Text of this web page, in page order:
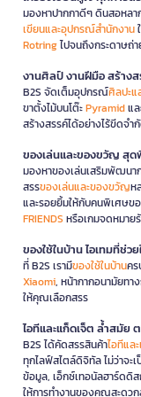
มองหาปากกาดีๆ ดินสอหล
เขียนและอุปกรณ์สำนักงาน
Rotringไปจนถึงกระดาษถ่า
งานศิลป์ งานฝีมือ สร้าง
B2S จัดเต็มอุปกรณ์ศิลปะแ
ขาตั้งไม้บนโต๊ะPyramidแ
สร้างสรรค์ได้อย่างไร้ขีดจำ
ของเล่นและของขวัญ สุด
มองหาของเล่นเสริมพัฒนา
สรรของเล่นและของขวัญห
และรอยยิ้มให้กับคนพิเศษข
FRIENDS หรือเกมจดหมาย
ของใช้ในบ้าน ไอเทมที่ช่
ที่ B2S เรามีของใช้ในบ้านคร
Xiaomi, หน้ากากอนามัยทา
ให้คุณเลือกสรร
ไอทีและแก็ดเจ็ต ล้ำสมัย
B2S ได้คัดสรรสินค้าไอทีแล
ทุกไลฟ์สไตล์ดิจิทัล ไม่ว่าจะเ
ข้อมูล, เอ็กซ์เทอนัลฮาร์ดดิ
ให้การทำงานของคุณสะดว